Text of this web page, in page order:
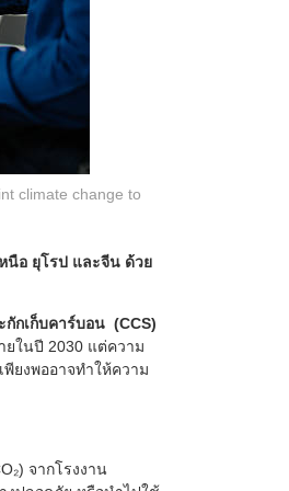
climate change to
นือ ยุโรป และจีน ด้วย
กักเก็บคาร์บอน (CCS)
ยในปี 2030 แต่ความ
ยงพออาจทำให้ความ
จากโรงงาน